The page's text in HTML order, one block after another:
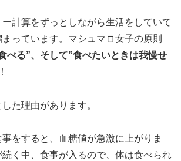
計算をずっとしながら生活をしていて
っています。マシュマロ女子の原則
べる”、そして”食べたいときは我慢せ
た理由があります。
をすると、血糖値が急激に上がりま
く中、食事が入るので、体は食べられ